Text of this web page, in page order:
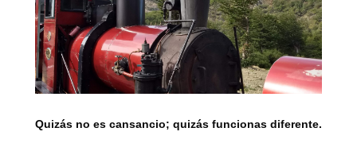
Quizás no es cansancio; quizás funcionas diferente.